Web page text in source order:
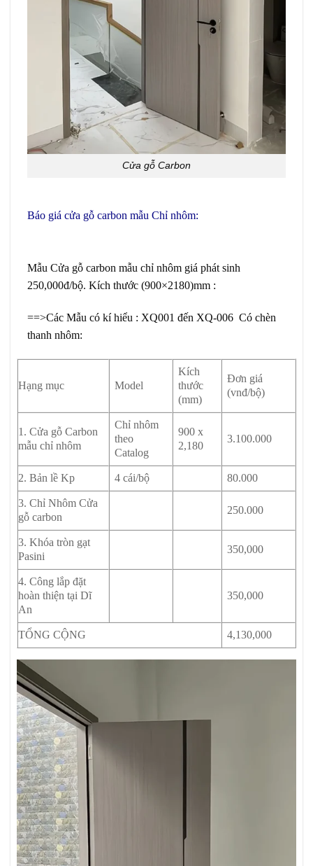
Cửa gỗ Carbon
Báo giá cửa gỗ carbon mẫu Chỉ nhôm:
Mẫu Cửa gỗ carbon mẫu chỉ nhôm giá phát sinh
250,000đ/bộ. Kích thước (900×2180)mm :
==>Các Mẫu có kí hiểu : XQ001 đến XQ-006 Có chèn
thanh nhôm:
Hạng mục Model
Kích
thước
(mm)
Đơn giá
(vnđ/bộ)
1. Cửa gỗ Carbon
mẫu chỉ nhôm
Chỉ nhôm
theo
Catalog
900 x
2,180
3.100.000
2. Bản lề Kp 4 cái/bộ 80.000
3. Chỉ Nhôm Cửa
gỗ carbon
250.000
3. Khóa tròn gạt
Pasini
350,000
4. Công lắp đặt
hoàn thiện tại Dĩ
An
350,000
TỔNG CỘNG 4,130,000